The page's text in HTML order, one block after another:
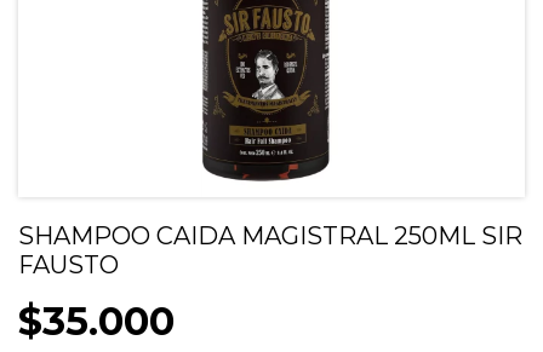
SHAMPOO CAIDA MAGISTRAL 250ML SIR
FAUSTO
$35.000